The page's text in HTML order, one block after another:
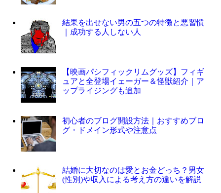
結果を出せない男の五つの特徴と悪習慣
｜成功する人しない人
【映画パシフィックリムグッズ】フィギ
ュアと全登場イェーガー＆怪獣紹介｜ア
ップライジングも追加
初心者のブログ開設方法｜おすすめブロ
グ・ドメイン形式や注意点
結婚に大切なのは愛とお金どっち？男女
(性別)や収入による考え方の違いを解説